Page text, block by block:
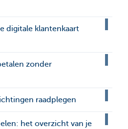
digitale klantenkaart
zonder
raadplegen
het overzicht van je